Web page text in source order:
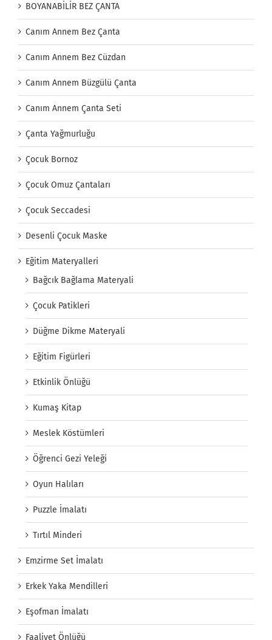
BOYANABİLİR BEZ ÇANTA
Canım Annem Bez Çanta
Canım Annem Bez Cüzdan
Canım Annem Büzgülü Çanta
Canım Annem Çanta Seti
Çanta Yağmurluğu
Çocuk Bornoz
Çocuk Omuz Çantaları
Çocuk Seccadesi
Desenli Çocuk Maske
Eğitim Materyalleri
Bağcık Bağlama Materyali
Çocuk Patikleri
Düğme Dikme Materyali
Eğitim Figürleri
Etkinlik Önlüğü
Kumaş Kitap
Meslek Köstümleri
Öğrenci Gezi Yeleği
Oyun Halıları
Puzzle İmalatı
Tırtıl Minderi
Emzirme Set İmalatı
Erkek Yaka Mendilleri
Eşofman İmalatı
Faaliyet Önlüğü